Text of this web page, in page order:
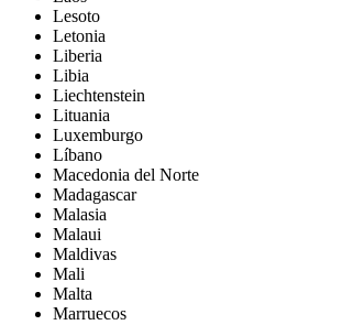
Lesoto
Letonia
Liberia
Libia
Liechtenstein
Lituania
Luxemburgo
Líbano
Macedonia del Norte
Madagascar
Malasia
Malaui
Maldivas
Mali
Malta
Marruecos